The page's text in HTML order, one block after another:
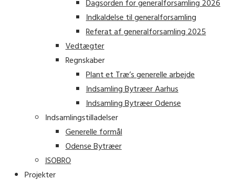
Dagsorden for generalforsamling 2026
Indkaldelse til generalforsamling
Referat af generalforsamling 2025
Vedtægter
Regnskaber
Plant et Træ’s generelle arbejde
Indsamling Bytræer Aarhus
Indsamling Bytræer Odense
Indsamlingstilladelser
Generelle formål
Odense Bytræer
ISOBRO
Projekter